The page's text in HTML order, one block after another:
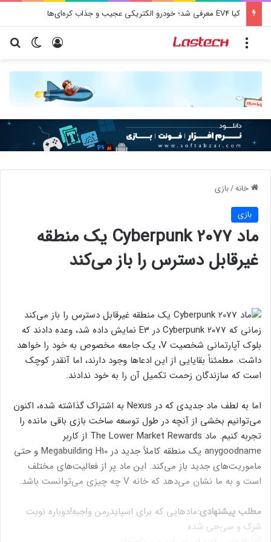
کیا EV4 معرفی شد؛ خودرو الکتریکی عجیب و جذاب کره‌ای‌ها
تغییر ورود
خانه/بازی
بازی
ماد Cyberpunk 2077 یک منطقه
غیرقابل دسترس را باز می‌کند
زمانی که Cyberpunk 2077 در E3 نمایش داده شد، وعده دادند که
بلوک آپارتمانی شخصیت V، یک جامعه مخصوص به خود را خواهد
داشت. مطمئناً بقایایی از این ادعاها وجود دارند، اما آنقدر کوچک
است که سازندگان زحمت تکمیل آن را به خود ندادند.
اما به لطف ماد جدیدی که در Nexus به اشتراک گذاشته شده، اکنون
می‌توانیم بخشی از آنچه در طول توسعه ساخت بازی باقی مانده را
تجربه کنیم. ماد The Lower Market Rewards از کاربر
anygoodname یک منطقه کاملاً جدید در Megabuilding H10 و حتی
ماموریت‌های جدید باز می‌کند. این ماد پر از فعالیت‌های مختلف
است و به ما نشان می‌دهد که خانه V چه چیزی می‌توانست باشد.
مطلب پیشنهادی:مادهایی که برای اسپایدرمن واجبه!دوباره نوبت
شرک و سی‌جی شده